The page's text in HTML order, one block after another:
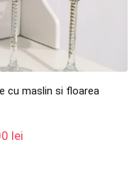
cu maslin si floarea
leiPrețul